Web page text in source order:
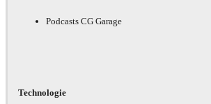
Podcasts CG Garage
Technologie